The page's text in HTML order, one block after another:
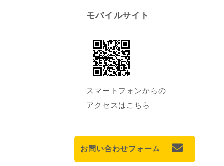
モバイルサイト
スマートフォンからの
アクセスはこちら
お問い合わせフォーム